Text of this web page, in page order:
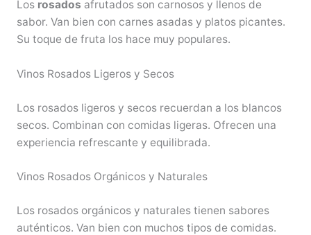
Los rosados afrutados son carnosos y llenos de
sabor. Van bien con carnes asadas y platos picantes.
Su toque de fruta los hace muy populares.
Vinos Rosados Ligeros y Secos
Los rosados ligeros y secos recuerdan a los blancos
secos. Combinan con comidas ligeras. Ofrecen una
experiencia refrescante y equilibrada.
Vinos Rosados Orgánicos y Naturales
Los rosados orgánicos y naturales tienen sabores
auténticos. Van bien con muchos tipos de comidas.